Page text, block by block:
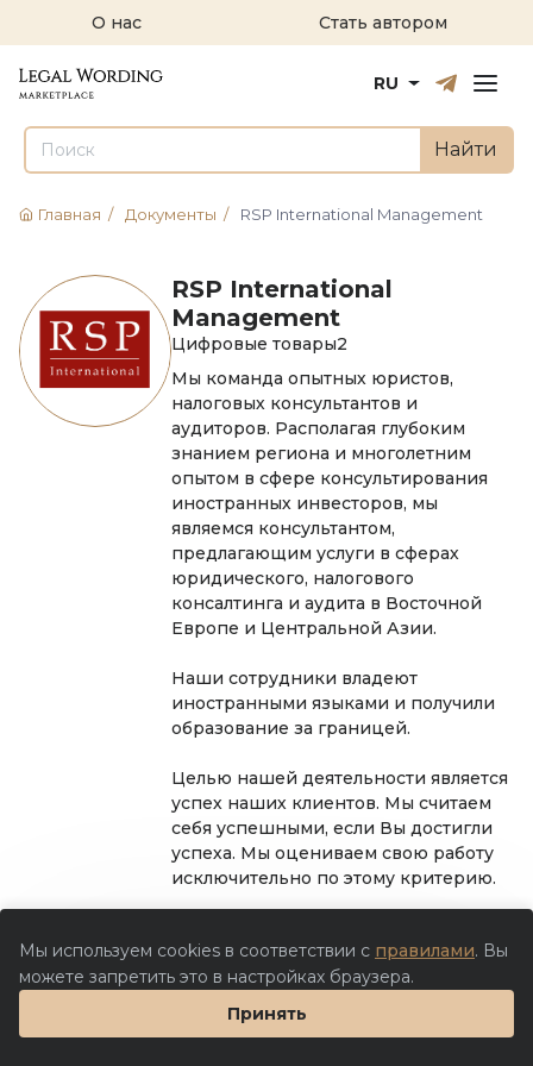
О нас Стать автором
РусскийEnglish
RU
Найти
Главная / Документы / RSP International Management
RSP International
Management
Цифровые товары2
Мы команда опытных юристов,
налоговых консультантов и
аудиторов. Располагая глубоким
знанием региона и многолетним
опытом в сфере консультирования
иностранных инвесторов, мы
являемся консультантом,
предлагающим услуги в сферах
юридического, налогового
консалтинга и аудита в Восточной
Европе и Центральной Азии.
Наши сотрудники владеют
иностранными языками и получили
образование за границей.
Целью нашей деятельности является
успех наших клиентов. Мы считаем
себя успешными, если Вы достигли
успеха. Мы оцениваем свою работу
исключительно по этому критерию.
особенности: оперативность и
гибкость являются ключевыми
факторами предпринимательского
Мы используем cookies в соответствии с правилами. Вы
можете запретить это в настройках браузера.
Принять